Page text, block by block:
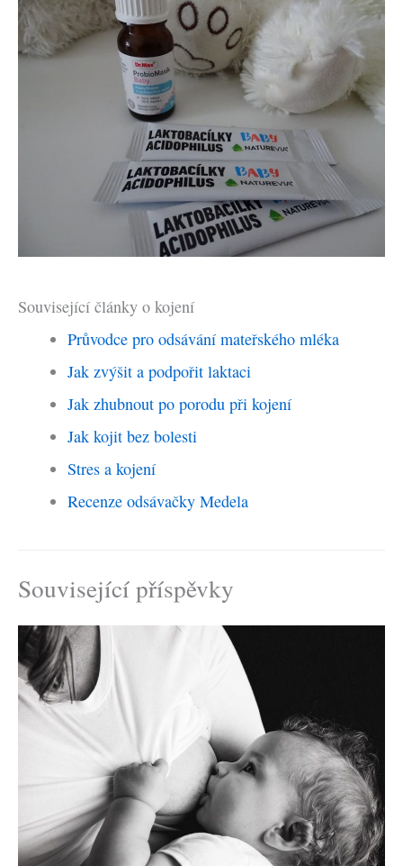
Související články o kojení
Průvodce pro odsávání mateřského mléka
Jak zvýšit a podpořit laktaci
Jak zhubnout po porodu při kojení
Jak kojit bez bolesti
Stres a kojení
Recenze odsávačky Medela
Související příspěvky